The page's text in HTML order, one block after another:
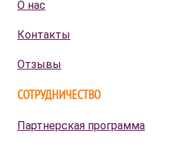
О нас
Контакты
Отзывы
СОТРУДНИЧЕСТВО
Партнерская программа